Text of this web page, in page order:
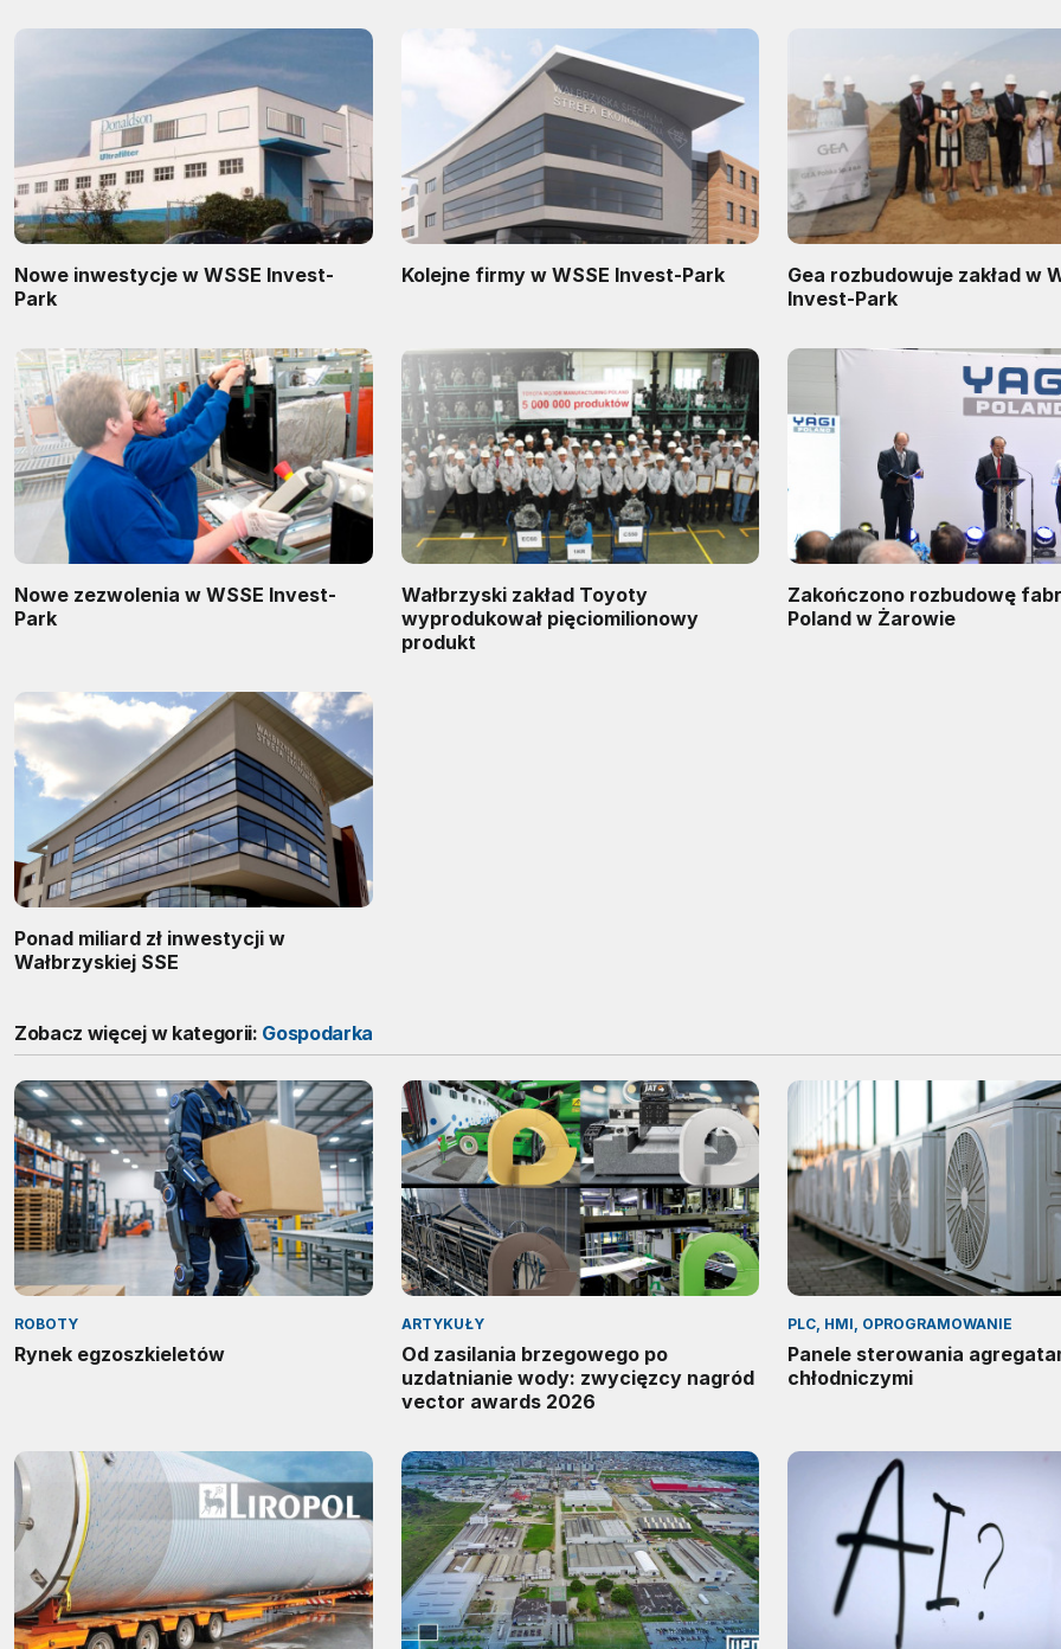
Nowe inwestycje w WSSE Invest-
Park
Kolejne firmy w WSSE Invest-Park
Gea rozbudowuje zakład w
Invest-Park
Nowe zezwolenia w WSSE Invest-
Park
Wałbrzyski zakład Toyoty
wyprodukował pięciomilionowy
produkt
Zakończono rozbudowę
Poland w Żarowie
Ponad miliard zł inwestycji w
Wałbrzyskiej SSE
Zobacz więcej w kategorii: Gospodarka
ROBOTY
Rynek egzoszkieletów
ARTYKUŁY
Od zasilania brzegowego po
uzdatnianie wody: zwycięzcy nagród
vector awards 2026
PLC, HMI, OPROGRAMOWANIE
Panele sterowania
chłodniczymi